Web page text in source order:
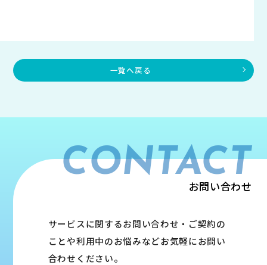
一覧へ戻る
CONTACT
お問い合わせ
サービスに関するお問い合わせ・ご契約の
ことや利用中のお悩みなどお気軽にお問い
合わせください。